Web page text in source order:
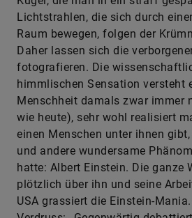
Lichtstrahlen, die sich durch
Raum bewegen, folgen der
Daher lassen sich die
fotografieren. Die
himmlischen Sensation versteht
Menschheit damals zwar immer
wie heute), sehr wohl realisiert
einen Menschen unter ihnen
und andere wundersame
hatte: Albert Einstein. Die ganze
plötzlich über ihn und seine
USA grassiert die Einstein-